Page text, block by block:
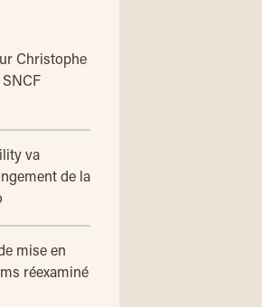
Christophe
SNCF
va
de la
mise en
réexaminé